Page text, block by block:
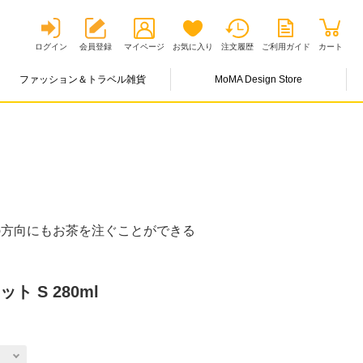
ログイン 会員登録 マイページ お気に入り 注文履歴 ご利用ガイド カート
ファッション＆トラベル雑貨 MoMA Design Store
向にもお茶を注ぐことができる
ト S 280ml